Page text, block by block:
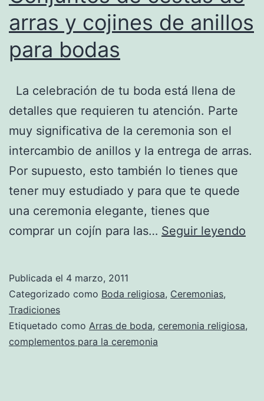
arras y cojines de anillos
para bodas
La celebración de tu boda está llena de
detalles que requieren tu atención. Parte
muy significativa de la ceremonia son el
intercambio de anillos y la entrega de arras.
Por supuesto, esto también lo tienes que
tener muy estudiado y para que te quede
una ceremonia elegante, tienes que
comprar un cojín para las… Seguir leyendo
y
Publicada el 4 marzo, 2011
Categorizado como Boda religiosa, Ceremonias,
Tradiciones
Etiquetado como Arras de boda, ceremonia religiosa,
complementos para la ceremonia